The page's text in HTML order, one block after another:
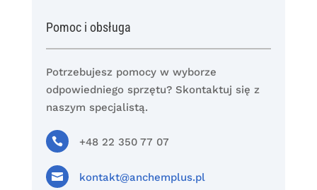
Pomoc i obsługa
Potrzebujesz pomocy w wyborze
odpowiedniego sprzętu? Skontaktuj się z
naszym specjalistą.
 +48 22 350 77 07
 kontakt@anchemplus.pl